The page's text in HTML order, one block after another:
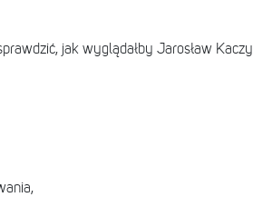
jak wyglądałby Jarosław